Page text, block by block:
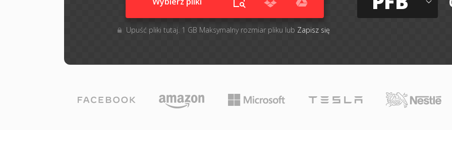
Upuść pliki tutaj. 1 GB Maksymalny rozmiar pliku lub Zapisz się